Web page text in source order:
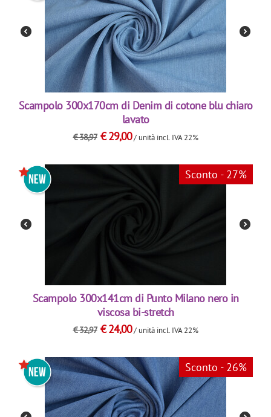
Scampolo 300x170cm di Denim di cotone blu chiaro
lavato
€38,97 €29,00 / unità incl. IVA 22%
Sconto - 27%
Scampolo 300x141cm di Punto Milano nero in
viscosa bi-stretch
€32,97 €24,00 / unità incl. IVA 22%
Sconto - 26%